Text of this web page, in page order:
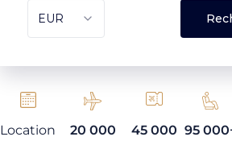
Location
20 000
45 000 95